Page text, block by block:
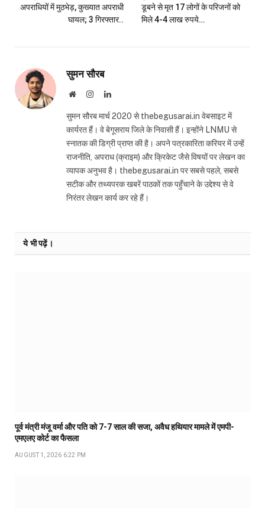
अपराधियों में मुठभेड़, कुख्यात अपराधी
घायल; 3 गिरफ्तार..
डूबने से मृत 17 लोगों के परिजनों को
मिले 4-4 लाख रुपये…
सुमन सौरब
WebsiteInstagramLinkedIn
सुमन सौरब मार्च 2020 से thebegusarai.in वेबसाइट में
कार्यरत हैं। वे बेगूसराय जिले के निवासी हैं। इन्होंने LNMU से
स्नातक की डिग्री प्राप्त की है। अपने पत्रकारिता करियर में उन्हें
राजनीति, अपराध (क्राइम) और क्रिकेट जैसे विषयों पर लेखन का
व्यापक अनुभव है। thebegusarai.in पर सबसे पहले, सबसे
सटीक और तथ्यपरक खबरें पाठकों तक पहुँचाने के उद्देश्य से वे
निरंतर लेखन कार्य कर रहे हैं।
ये भी पढ़ें।
पूर्व मंत्री मंजू वर्मा और पति को 7-7 साल की सजा, अवैध हथियार मामले में एमपी-
एमएलए कोर्ट का फैसला
AUGUST 1, 2026 6:22 PM